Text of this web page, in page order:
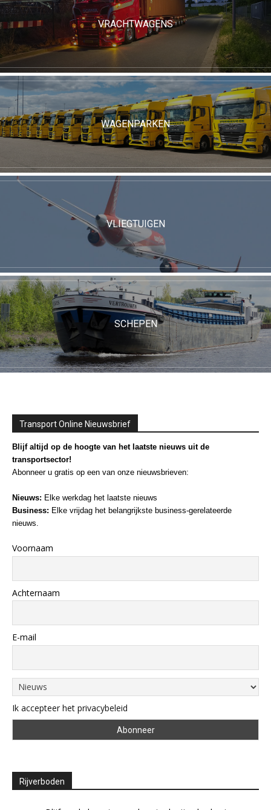
VRACHTWAGENS
WAGENPARKEN
VLIEGTUIGEN
SCHEPEN
Transport Online Nieuwsbrief
Blijf altijd op de hoogte van het laatste nieuws uit de
transportsector!
Abonneer u gratis op een van onze nieuwsbrieven:
Nieuws: Elke werkdag het laatste nieuws
Business: Elke vrijdag het belangrijkste business-gerelateerde
nieuws.
Voornaam
Achternaam
E-mail
Ik accepteer het privacybeleid
Rijverboden